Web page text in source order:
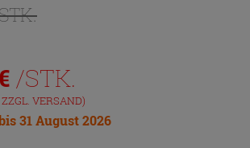
/STK.
VERSAND)
31 August 2026